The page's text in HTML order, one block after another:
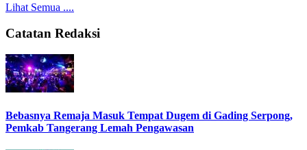
Lihat Semua ....
Catatan Redaksi
Bebasnya Remaja Masuk Tempat Dugem di Gading Serpong,
Pemkab Tangerang Lemah Pengawasan